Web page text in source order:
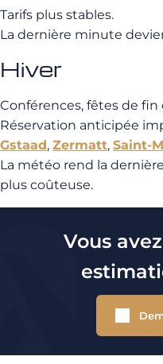
Tarifs plus stables.
La dernière minute
Hiver
Conférences, fêtes de fin
Réservation anticipée
Gstaad , Zermatt, Saint-
La météo rend la
plus coûteuse.
Vous